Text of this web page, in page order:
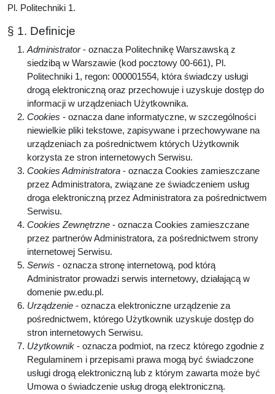
Pl. Politechniki 1.
§ 1. Definicje
Administrator- oznacza Politechnikę Warszawską z
siedzibą w Warszawie (kod pocztowy 00-661), Pl.
Politechniki 1, regon: 000001554, która świadczy usługi
drogą elektroniczną oraz przechowuje i uzyskuje dostęp do
informacji w urządzeniach Użytkownika.
Cookies - oznacza dane informatyczne, w szczególności
niewielkie pliki tekstowe, zapisywane i przechowywane na
urządzeniach za pośrednictwem których Użytkownik
korzysta ze stron internetowych Serwisu.
Cookies Administratora - oznacza Cookies zamieszczane
przez Administratora, związane ze świadczeniem usług
droga elektroniczną przez Administratora za pośrednictwem
Serwisu.
Cookies Zewnętrzne - oznacza Cookies zamieszczane
przez partnerów Administratora, za pośrednictwem strony
internetowej Serwisu.
Serwis - oznacza stronę internetową, pod którą
Administrator prowadzi serwis internetowy, działającą w
domenie pw.edu.pl.
Urządzenie - oznacza elektroniczne urządzenie za
pośrednictwem, którego Użytkownik uzyskuje dostęp do
stron internetowych Serwisu.
Użytkownik - oznacza podmiot, na rzecz którego zgodnie z
Regulaminem i przepisami prawa mogą być świadczone
usługi drogą elektroniczną lub z którym zawarta może być
Umowa o świadczenie usług drogą elektroniczną.